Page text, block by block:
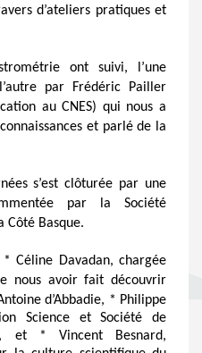
d’ateliers pratiques et
ont suivi, l’une
par Frédéric Pailler
au CNES) qui nous a
et parlé de la
s’est clôturée par une
par la Société
Côté Basque.
Céline Davadan, chargée
nous avoir fait découvrir
d’Abbadie, * Philippe
Science et Société de
et * Vincent Besnard,